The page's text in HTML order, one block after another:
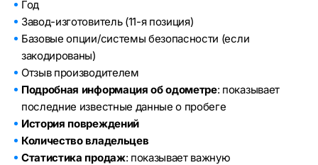
Год
Завод-изготовитель (11-я позиция)
Базовые опции/системы безопасности (если
закодированы)
Отзыв производителем
Подробная информация об одометре: показывает
последние известные данные о пробеге
История повреждений
Количество владельцев
Статистика продаж: показывает важную